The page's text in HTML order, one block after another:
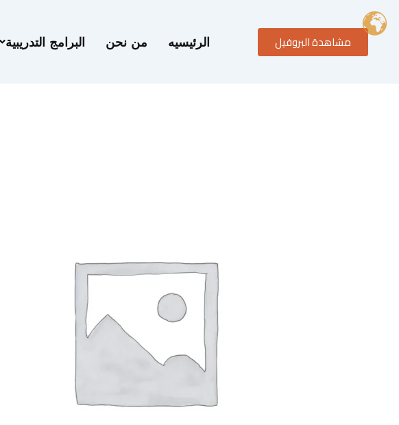
تخطي
إلى
مشاهدة البروفيل الرئيسيه من نحن البرامج التدريبية